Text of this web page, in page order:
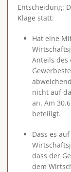
Entscheidung:
Klage statt:
Hat eine
Anteils des
nicht auf
an. Am
beteiligt.
Dass es
dass der
dem